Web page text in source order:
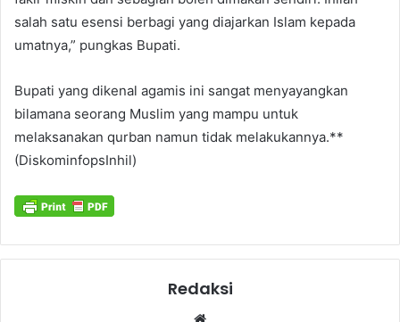
salah satu esensi berbagi yang diajarkan Islam kepada
umatnya,” pungkas Bupati.
Bupati yang dikenal agamis ini sangat menyayangkan
bilamana seorang Muslim yang mampu untuk
melaksanakan qurban namun tidak melakukannya.**
(DiskominfopsInhil)
Redaksi